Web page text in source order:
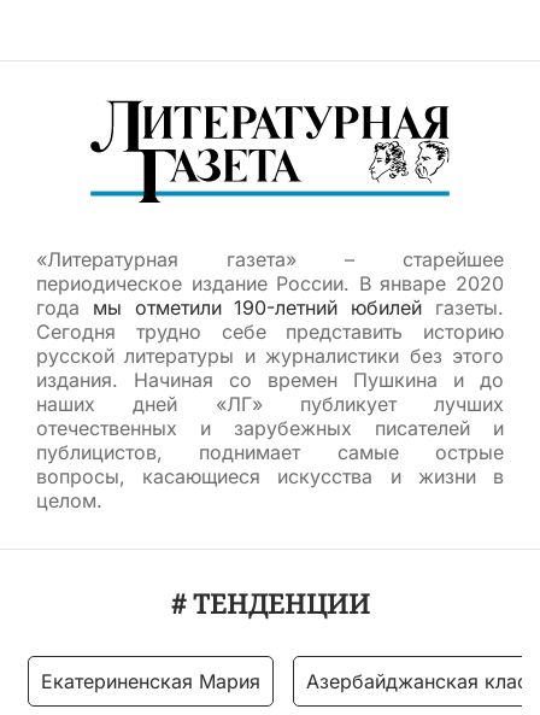
«Литературная газета» – старейшее
периодическое издание России. В январе 2020
года мы отметили 190-летний юбилей газеты.
Сегодня трудно себе представить историю
русской литературы и журналистики без этого
издания. Начиная со времен Пушкина и до
наших дней «ЛГ» публикует лучших
отечественных и зарубежных писателей и
публицистов, поднимает самые острые
вопросы, касающиеся искусства и жизни в
целом.
# ТЕНДЕНЦИИ
Екатериненская Мария Азербайджанская